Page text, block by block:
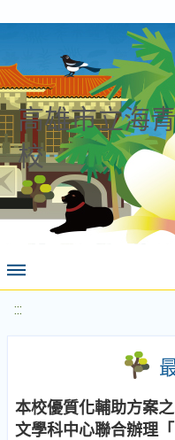
高雄市立海
校
:::
本校優質化輔助方案
文學科中心聯合辦理